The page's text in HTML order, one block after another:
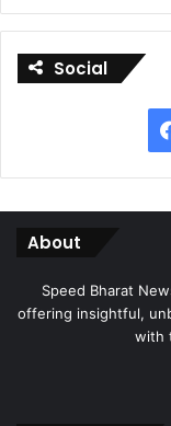
Social
About
Speed Bharat
offering insightful,
with